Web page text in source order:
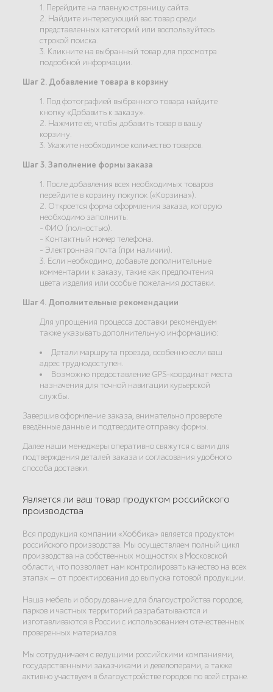
1. Перейдите на главную страницу сайта.
2. Найдите интересующий вас товар среди
представленных категорий или воспользуйтесь
строкой поиска.
3. Кликните на выбранный товар для просмотра
подробной информации.
Шаг 2. Добавление товара в корзину
1. Под фотографией выбранного товара найдите
кнопку «Добавить к заказу».
2. Нажмите её, чтобы добавить товар в вашу
корзину.
3. Укажите необходимое количество товаров.
Шаг 3. Заполнение формы заказа
1. После добавления всех необходимых товаров
перейдите в корзину покупок («Корзина»).
2. Откроется форма оформления заказа, которую
необходимо заполнить:
- ФИО (полностью).
- Контактный номер телефона.
- Электронная почта (при наличии).
3. Если необходимо, добавьте дополнительные
комментарии к заказу, такие как предпочтения
цвета изделия или особые пожелания доставки.
Шаг 4. Дополнительные рекомендации
Для упрощения процесса доставки рекомендуем
также указывать дополнительную информацию:
Детали маршрута проезда, особенно если ваш
адрес труднодоступен.
Возможно предоставление GPS-координат места
назначения для точной навигации курьерской
службы.
Завершив оформление заказа, внимательно проверьте
введённые данные и подтвердите отправку формы.
Далее наши менеджеры оперативно свяжутся с вами для
подтверждения деталей заказа и согласования удобного
способа доставки.
Является ли ваш товар продуктом российского
производства
Вся продукция компании «Хоббика» является продуктом
российского производства. Мы осуществляем полный цикл
производства на собственных мощностях в Московской
области, что позволяет нам контролировать качество на всех
этапах — от проектирования до выпуска готовой продукции.
Наша мебель и оборудование для благоустройства городов,
парков и частных территорий разрабатываются и
изготавливаются в России с использованием отечественных
проверенных материалов.
Мы сотрудничаем с ведущими российскими компаниями,
государственными заказчиками и девелоперами, а также
активно участвуем в благоустройстве городов по всей стране.